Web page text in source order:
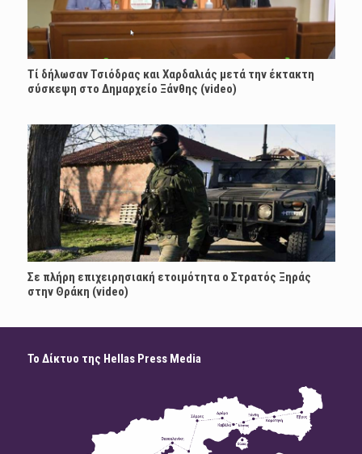
Τί δήλωσαν Τσιόδρας και Χαρδαλιάς μετά την έκτακτη
σύσκεψη στο Δημαρχείο Ξάνθης (video)
Σε πλήρη επιχειρησιακή ετοιμότητα ο Στρατός Ξηράς
στην Θράκη (video)
Το Δίκτυο της Hellas Press Media